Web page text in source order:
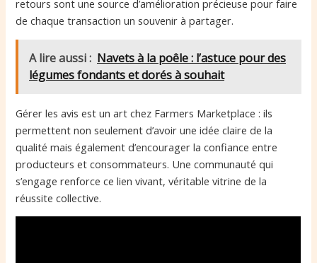
retours sont une source d’amélioration précieuse pour faire
de chaque transaction un souvenir à partager.
A lire aussi : Navets à la poêle : l’astuce pour des
légumes fondants et dorés à souhait
Gérer les avis est un art chez Farmers Marketplace : ils
permettent non seulement d’avoir une idée claire de la
qualité mais également d’encourager la confiance entre
producteurs et consommateurs. Une communauté qui
s’engage renforce ce lien vivant, véritable vitrine de la
réussite collective.